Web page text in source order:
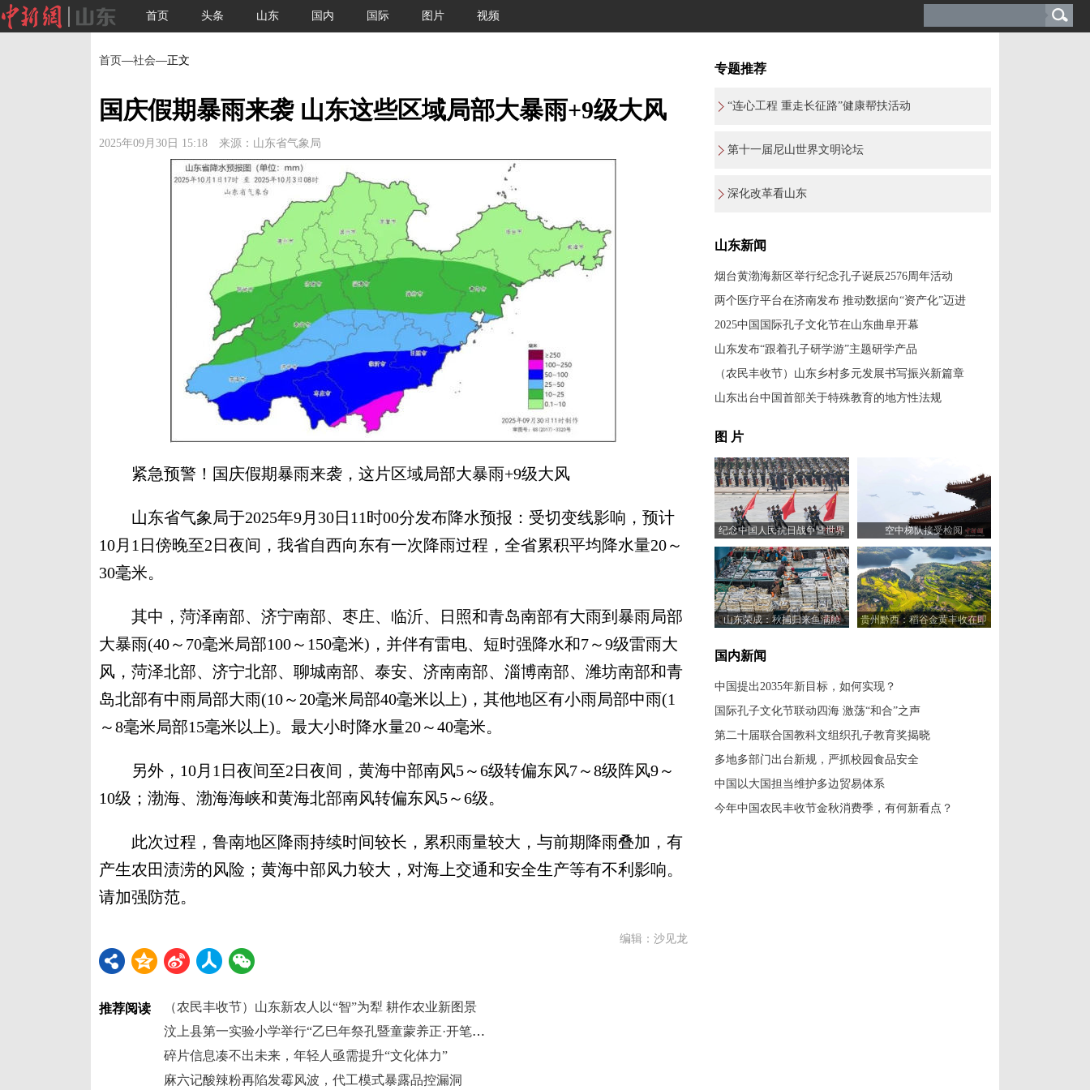
首页 头条 山东 国内 国际 图片 视频
首页—社会—正文
国庆假期暴雨来袭 山东这些区域局部大暴雨+9级大风
2025年09月30日 15:18 来源：山东省气象局
紧急预警！国庆假期暴雨来袭，这片区域局部大暴雨+9级大风
山东省气象局于2025年9月30日11时00分发布降水预报：受切变线影响，预计
10月1日傍晚至2日夜间，我省自西向东有一次降雨过程，全省累积平均降水量20～
30毫米。
其中，菏泽南部、济宁南部、枣庄、临沂、日照和青岛南部有大雨到暴雨局部
大暴雨(40～70毫米局部100～150毫米)，并伴有雷电、短时强降水和7～9级雷雨大
风，菏泽北部、济宁北部、聊城南部、泰安、济南南部、淄博南部、潍坊南部和青
岛北部有中雨局部大雨(10～20毫米局部40毫米以上)，其他地区有小雨局部中雨(1
～8毫米局部15毫米以上)。最大小时降水量20～40毫米。
另外，10月1日夜间至2日夜间，黄海中部南风5～6级转偏东风7～8级阵风9～
10级；渤海、渤海海峡和黄海北部南风转偏东风5～6级。
此次过程，鲁南地区降雨持续时间较长，累积雨量较大，与前期降雨叠加，有
产生农田渍涝的风险；黄海中部风力较大，对海上交通和安全生产等有不利影响。
请加强防范。
编辑：沙见龙
推荐阅读
（农民丰收节）山东新农人以“智”为犁 耕作农业新图景
汶上县第一实验小学举行“乙巳年祭孔暨童蒙养正·开笔礼仪式”
碎片信息凑不出未来，年轻人亟需提升“文化体力”
麻六记酸辣粉再陷发霉风波，代工模式暴露品控漏洞
专题推荐
“连心工程 重走长征路”健康帮扶活动
第十一届尼山世界文明论坛
深化改革看山东
山东新闻
烟台黄渤海新区举行纪念孔子诞辰2576周年活动
两个医疗平台在济南发布 推动数据向“资产化”迈进
2025中国国际孔子文化节在山东曲阜开幕
山东发布“跟着孔子研学游”主题研学产品
（农民丰收节）山东乡村多元发展书写振兴新篇章
山东出台中国首部关于特殊教育的地方性法规
图 片
纪念中国人民抗日战争暨世界
反法西斯战争胜利80周年大会
举行
空中梯队接受检阅
山东荣成：秋捕归来鱼满舱 贵州黔西：稻谷金黄丰收在即
国内新闻
中国提出2035年新目标，如何实现？
国际孔子文化节联动四海 激荡“和合”之声
第二十届联合国教科文组织孔子教育奖揭晓
多地多部门出台新规，严抓校园食品安全
中国以大国担当维护多边贸易体系
今年中国农民丰收节金秋消费季，有何新看点？